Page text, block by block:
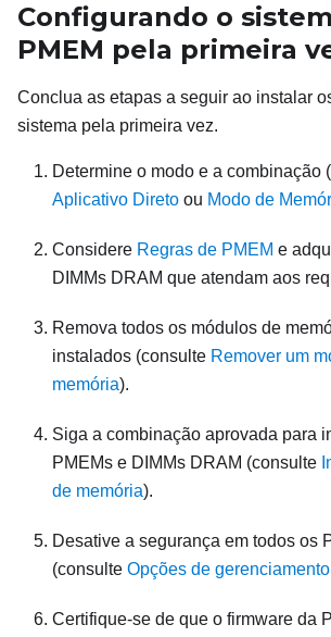
Configurando o
PMEM pela primeira
Conclua as etapas a seguir ao instalar
sistema pela primeira vez.
Determine o modo e a combinação
Aplicativo Direto ou Modo de
Considere Regras de PMEM e
DIMMs DRAM que atendam aos
Remova todos os módulos de
instalados (consulte Remover um
memória).
Siga a combinação aprovada para
PMEMs e DIMMs DRAM (consulte
de memória).
Desative a segurança em todos os
(consulte Opções de
Certifique-se de que o firmware da